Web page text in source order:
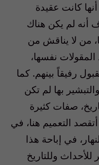
كانت عقيدة
أنه لم يكن هناك
من لا يناقش من
المقولات نفسها،
رفيقاً بينهم. كما
بها لم تكن
صفات كثيرة
التعميم هنا، في
في إباحة هذا
للأحداث وللتاريخ